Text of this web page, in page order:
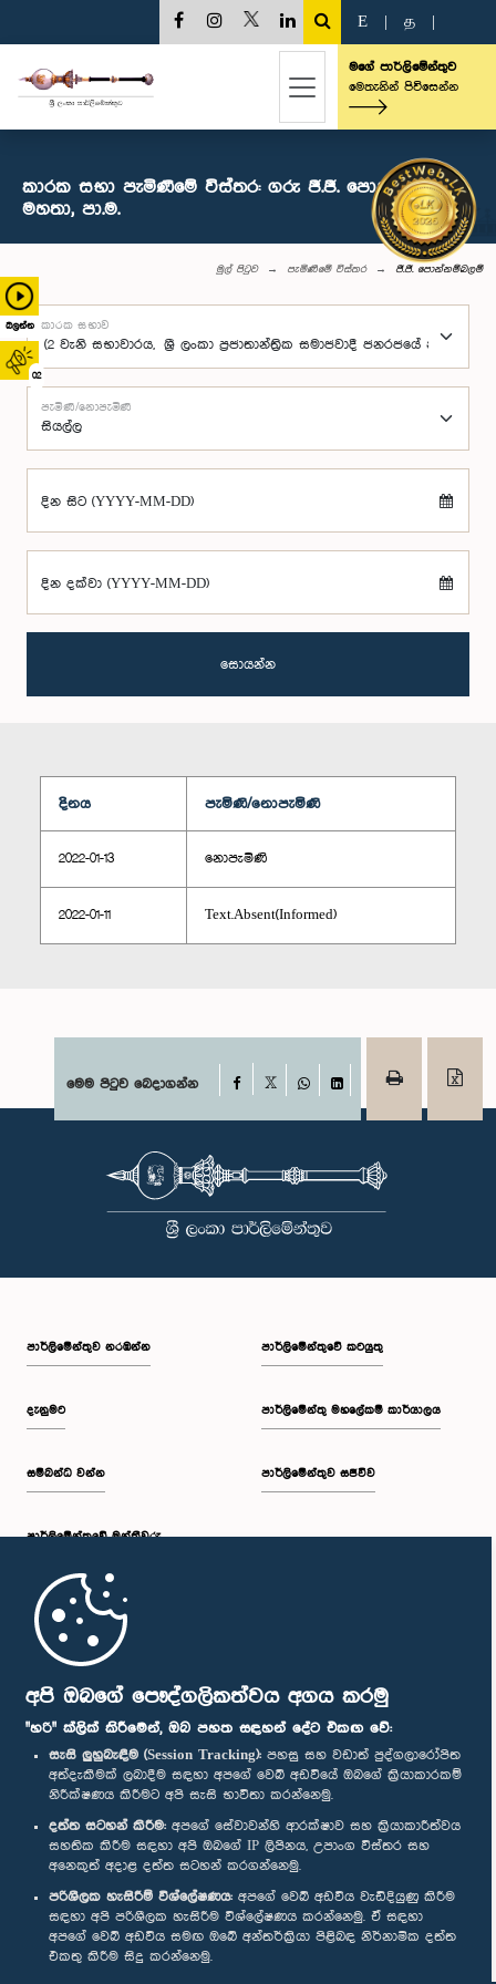
අපි ඔබගේ පෞද්ගලිකත්වය අගය කරමු
"හරි" ක්ලික් කිරීමෙන්, ඔබ පහත සඳහන් දේට එකඟ වේ:
සැසි ලුහුබැඳීම (Session Tracking): පහසු සහ වඩාත් පුද්ගලාරෝපිත
අත්දැකීමක් ලබාදීම සඳහා අපගේ වෙබ් අඩවියේ ඔබගේ ක්‍රියාකාරකම්
නිරීක්ෂණය කිරීමට අපි සැසි භාවිතා කරන්නෙමු.
දත්ත සටහන් කිරීම: අපගේ සේවාවන්හි ආරක්ෂාව සහ ක්‍රියාකාරීත්වය
සහතික කිරීම සඳහා අපි ඔබගේ IP ලිපිනය, උපාංග විස්තර සහ
අනෙකුත් අදාළ දත්ත සටහන් කරගන්නෙමු.
පරිශීලක හැසිරීම් විශ්ලේෂණය: අපගේ වෙබ් අඩවිය වැඩිදියුණු කිරීම
සඳහා අපි පරිශීලක හැසිරීම විශ්ලේෂණය කරන්නෙමු. ඒ සඳහා
අපගේ වෙබ් අඩවිය සමඟ ඔබේ අන්තර්ක්‍රියා පිළිබඳ නිර්නාමික දත්ත
එකතු කිරීම සිදු කරන්නෙමු.
බලන්න
02
E த
මගේ පාර්ලිමේන්තුව
මෙතැනින් පිවිසෙන්න
කාරක සභා පැමිණීමේ විස්තර: ගරු ජී.ජී. පොන්නම්බලම්
මහතා, පා.ම.
මුල් පිටුව පැමිණීමේ විස්තර ජී.ජී. පොන්නම්බලම්
කාරක සභාව
පැමිණි/නොපැමිණි
දින සිට (YYYY-MM-DD)
දින දක්වා (YYYY-MM-DD)
සොයන්න
දිනය පැමිණි/නොපැමිණි
2022-01-13 නොපැමිණි
2022-01-11 Text.Absent(Informed)
මෙම පිටුව බෙදාගන්න Facebook
WhatsAppLinkedIn
පාර්ලි‌මේන්තුව නරඹන්න
දැනුමට
සම්බන්ධ වන්න
පාර්ලි‌මේන්තුවේ මන්ත්‍රීවරු
මුල් පිටුව
පාර්ලිමේන්තුවේ කටයුතු
පාර්ලිමේන්තු මහලේකම් කාර්යාලය
පාර්ලිමේන්තුව සජීවීව
පාර්ලිමේන්තු ජංගම යෙදුම
අප හා සම්බන්ධ වී සිටින්න :
සම්මාන
පෞද්ගලිකත්ව ප්‍රතිපත්තිය